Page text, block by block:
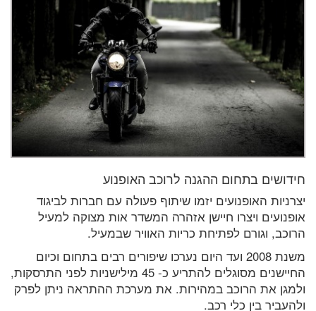
חידושים בתחום ההגנה לרוכב האופנוע
יצרניות האופנועים יזמו שיתוף פעולה עם חברות לביגוד
אופנועים ויצרו חיישן אזהרה המשדר אות מצוקה למעיל
הרוכב, וגורם לפתיחת כריות האוויר שבמעיל.
משנת 2008 ועד היום נערכו שיפורים רבים בתחום וכיום
החיישנים מסוגלים להתריע כ- 45 מילישניות לפני התרסקות,
ולמגן את הרוכב במהירות. את מערכת ההתראה ניתן לפרק
ולהעביר בין כלי רכב.